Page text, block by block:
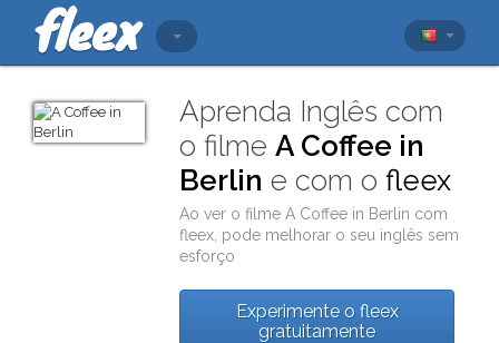
Aprenda Inglês com
o filmeA Coffee in
Berlin e com ofleex
Ao ver o filmeA Coffee in Berlin com
fleex , pode melhorar o seu inglês sem
esforço
Experimente o fleex
gratuitamente